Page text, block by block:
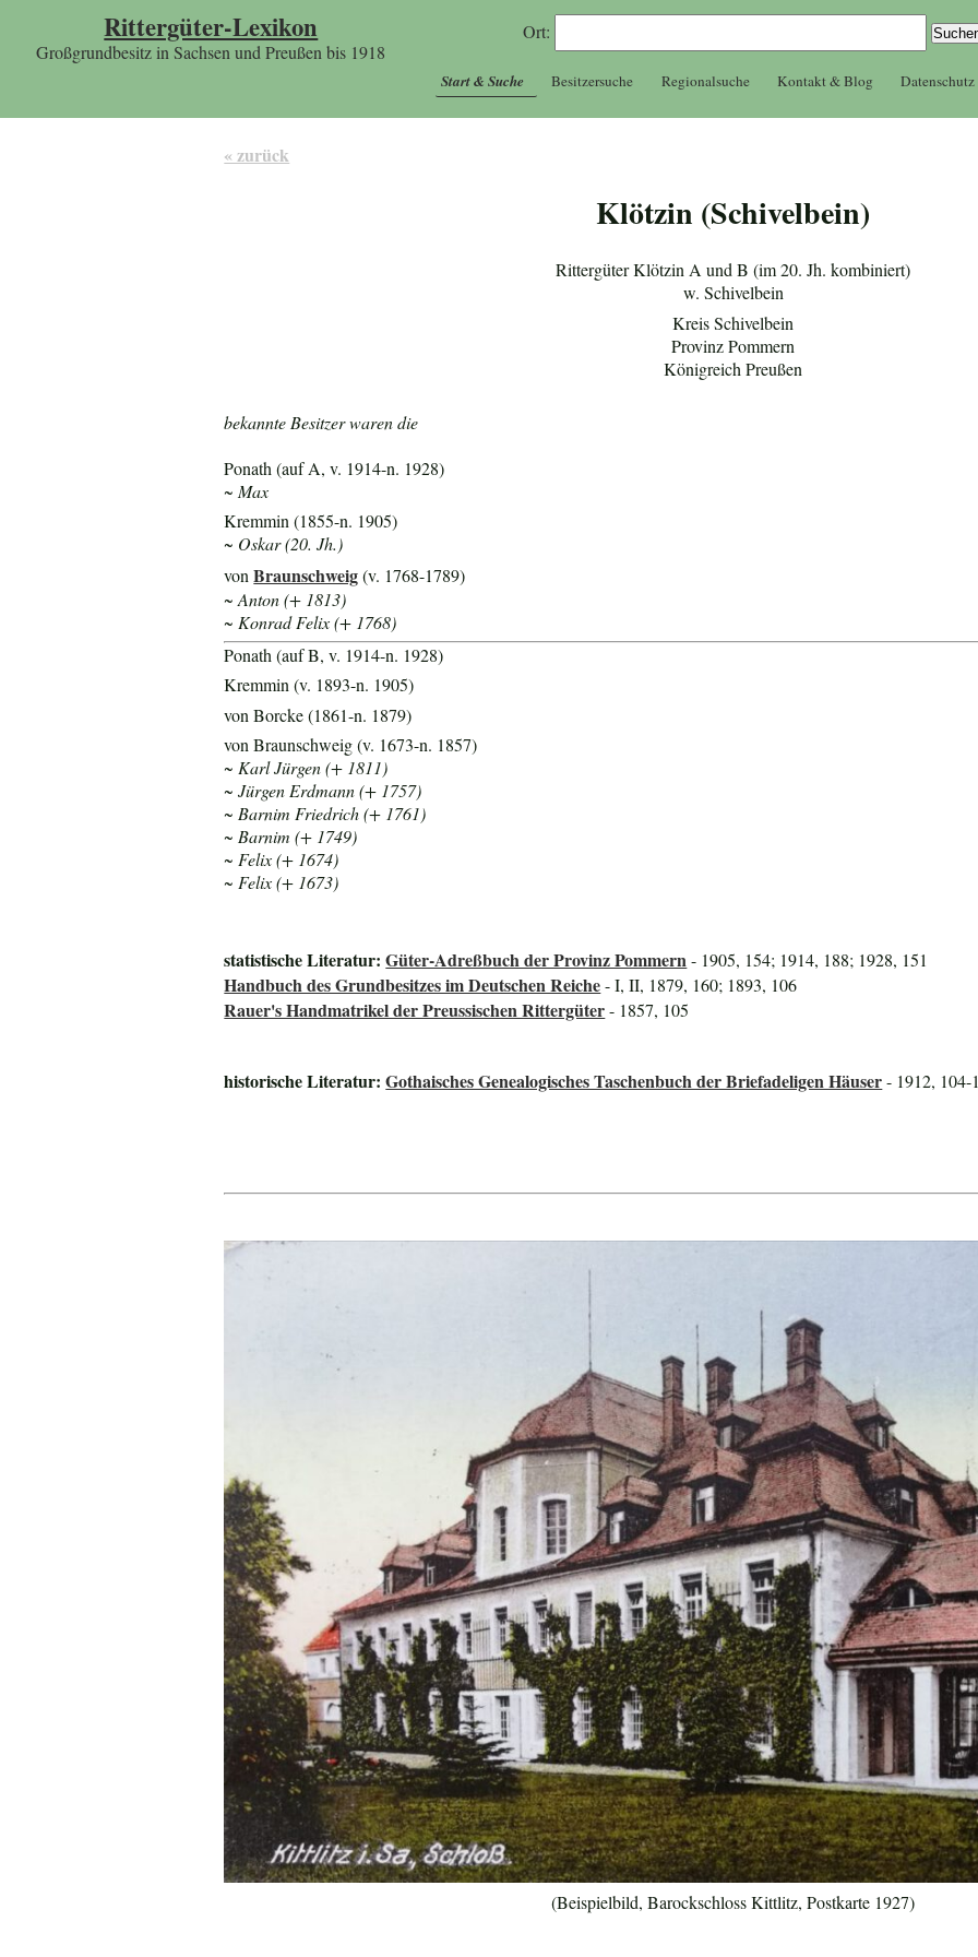
Rittergüter-Lexikon
Großgrundbesitz in Sachsen und Preußen bis 1918
Ort:
Start & Suche Besitzersuche Regionalsuche Kontakt & Blog Datenschutz
« zurück
Klötzin (Schivelbein)
Rittergüter Klötzin A und B (im 20. Jh. kombiniert)
w. Schivelbein
Kreis Schivelbein
Provinz Pommern
Königreich Preußen
bekannte Besitzer waren die
Ponath (auf A, v. 1914-n. 1928)
~ Max
Kremmin (1855-n. 1905)
~ Oskar (20. Jh.)
vonBraunschweig(v. 1768-1789)
~ Anton (+ 1813)
~ Konrad Felix (+ 1768)
Ponath (auf B, v. 1914-n. 1928)
Kremmin (v. 1893-n. 1905)
von Borcke (1861-n. 1879)
von Braunschweig (v. 1673-n. 1857)
~ Karl Jürgen (+ 1811)
~ Jürgen Erdmann (+ 1757)
~ Barnim Friedrich (+ 1761)
~ Barnim (+ 1749)
~ Felix (+ 1674)
~ Felix (+ 1673)
statistische Literatur:Güter-Adreßbuch der Provinz Pommern- 1905, 154; 1914, 188; 1928, 151
Handbuch des Grundbesitzes im Deutschen Reiche- I, II, 1879, 160; 1893, 106
Rauer's Handmatrikel der Preussischen Rittergüter- 1857, 105
historische Literatur:Gothaisches Genealogisches Taschenbuch der Briefadeligen Häuser- 1912, 104-
(Beispielbild, Barockschloss Kittlitz, Postkarte 1927)